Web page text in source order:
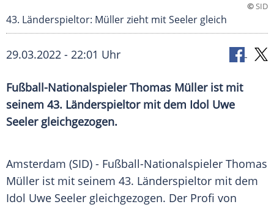
©SID
43. Länderspieltor: Müller zieht mit Seeler gleich
29.03.2022 - 22:01 Uhr
Fußball-Nationalspieler Thomas Müller ist mit
seinem 43. Länderspieltor mit dem Idol Uwe
Seeler gleichgezogen.
Amsterdam (SID) - Fußball-Nationalspieler Thomas
Müller ist mit seinem 43. Länderspieltor mit dem
Idol Uwe Seeler gleichgezogen. Der Profi von